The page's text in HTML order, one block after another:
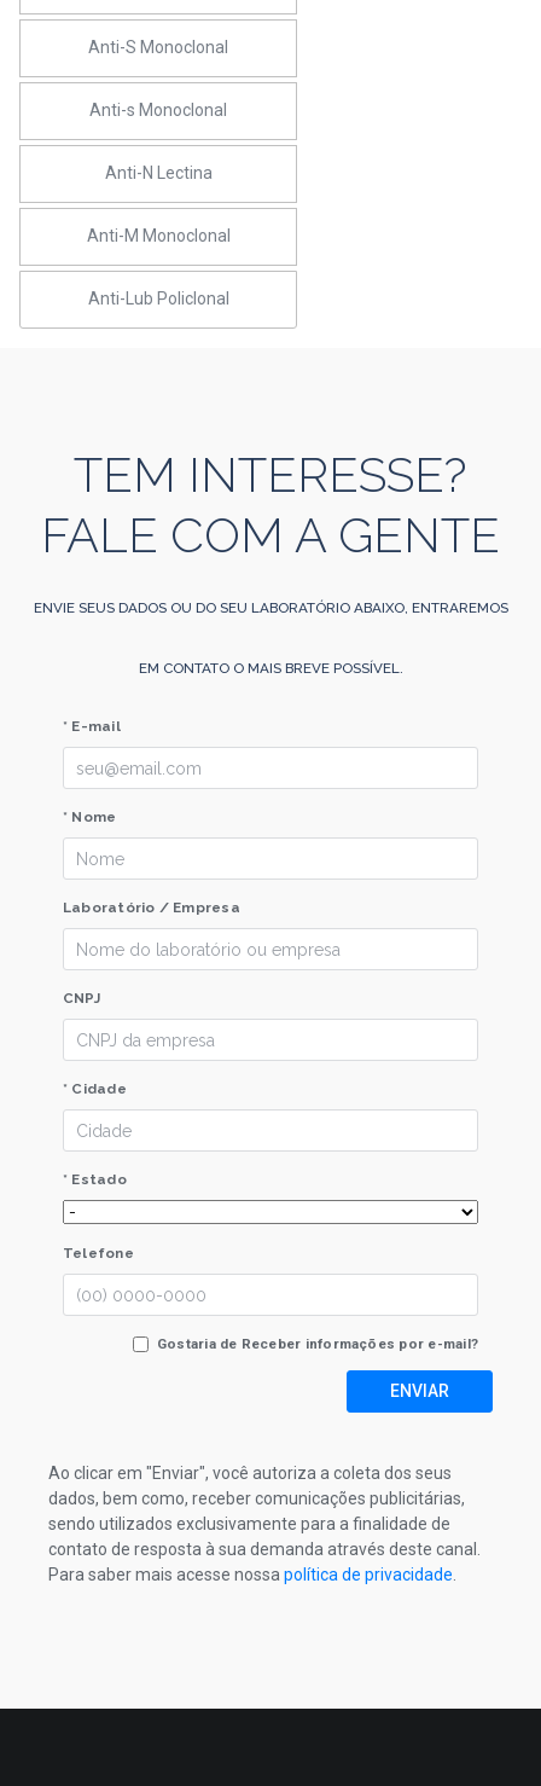
Anti-S Monoclonal
Anti-s Monoclonal
Anti-N Lectina
Anti-M Monoclonal
Anti-Lub Policlonal
TEM INTERESSE?
FALE COM A GENTE
ENVIE SEUS DADOS OU DO SEU LABORATÓRIO ABAIXO, ENTRAREMOS
EM CONTATO O MAIS BREVE POSSÍVEL.
* E-mail
* Nome
Laboratório / Empresa
CNPJ
* Cidade
* Estado
Telefone
Gostaria de Receber informações por e-mail?
ENVIAR
Ao clicar em "Enviar", você autoriza a coleta dos seus
dados, bem como, receber comunicações publicitárias,
sendo utilizados exclusivamente para a finalidade de
contato de resposta à sua demanda através deste canal.
Para saber mais acesse nossa política de privacidade